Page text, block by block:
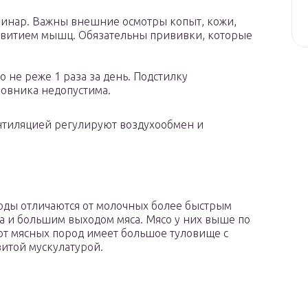
Важны внешние осмотры копыт, кожи,
мышц. Обязательны прививки, которые
реже 1 раза за день. Подстилку
недопустима.
регулируют воздухообмен и
отличаются от молочных более быстрым
и большим выходом мяса. Мясо у них выше по
мясных пород имеет большое туловище с
мускулатурой.